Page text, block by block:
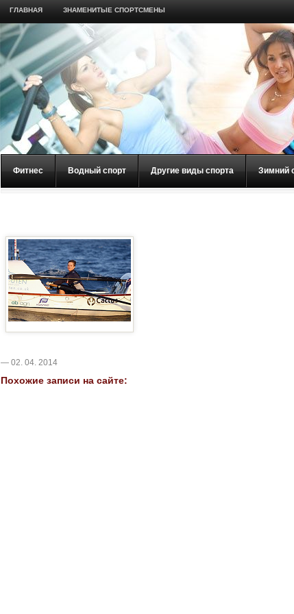
ГЛАВНАЯ ЗНАМЕНИТЫЕ СПОРТСМЕНЫ
Фитнес Водный спорт Другие виды спорта Зимний
— 02. 04. 2014
Похожие записи на сайте: